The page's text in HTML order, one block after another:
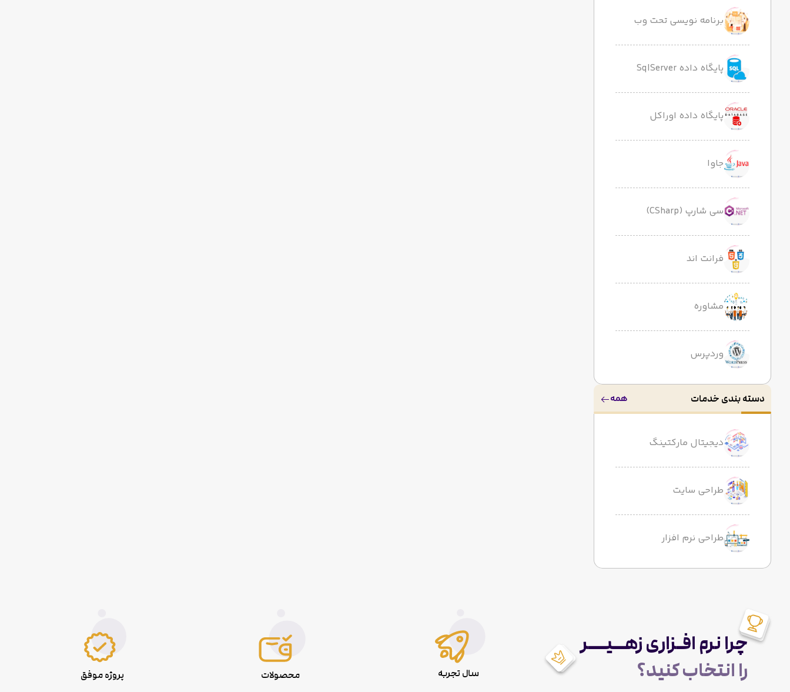
برنامه نویسی تحت وب
پایگاه داده SqlServer
پایگاه داده اوراکل
جاوا
سی شارپ (CSharp)
فرانت اند
مشاوره
وردپرس
دسته بندی خدمات همه
دیجیتال مارکتینگ
طراحی سایت
طراحی نرم افزار
چرا نرم افـزاری زهــیـــر
را انتخاب کنید؟
سال تجربه محصولات پروژه موفق